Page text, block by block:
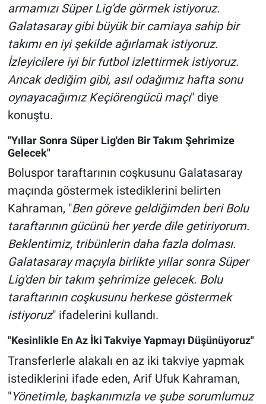
armamızı Süper Lig’de görmek istiyoruz.
Galatasaray gibi büyük bir camiaya sahip bir
takımı en iyi şekilde ağırlamak istiyoruz.
İzleyicilere iyi bir futbol izlettirmek istiyoruz.
Ancak dediğim gibi, asıl odağımız hafta sonu
oynayacağımız Keçiörengücü maçı" diye
konuştu.
"Yıllar Sonra Süper Lig'den Bir Takım Şehrimize
Gelecek"
Boluspor taraftarının coşkusunu Galatasaray
maçında göstermek istediklerini belirten
Kahraman, "Ben göreve geldiğimden beri Bolu
taraftarının gücünü her yerde dile getiriyorum.
Beklentimiz, tribünlerin daha fazla dolması.
Galatasaray maçıyla birlikte yıllar sonra Süper
Lig'den bir takım şehrimize gelecek. Bolu
taraftarının coşkusunu herkese göstermek
istiyoruz" ifadelerini kullandı.
"Kesinlikle En Az İki Takviye Yapmayı Düşünüyoruz"
Transferlerle alakalı en az iki takviye yapmak
istediklerini ifade eden, Arif Ufuk Kahraman,
"Yönetimle, başkanımızla ve şube sorumlumuz